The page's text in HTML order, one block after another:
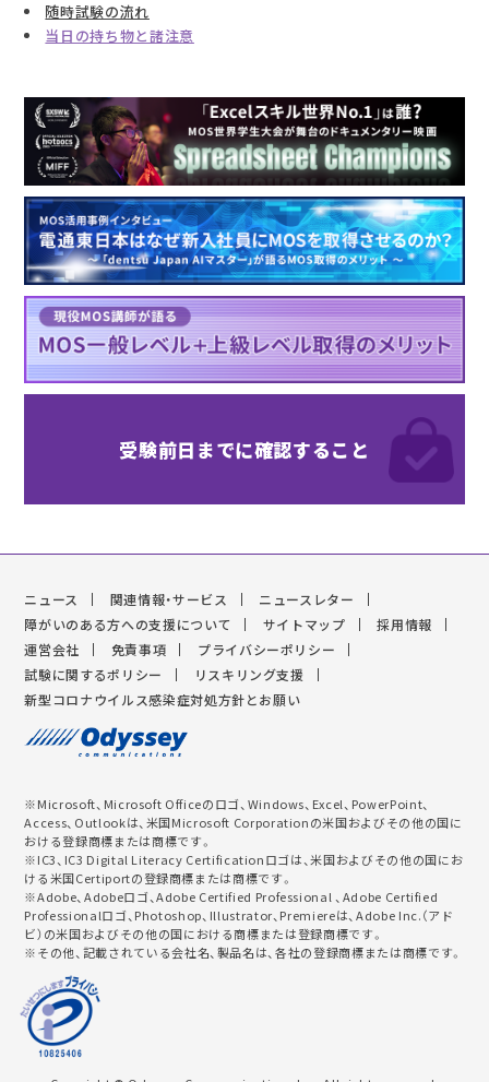
随時試験の流れ
当日の持ち物と諸注意
受験前日までに確認すること
ニュース 関連情報・サービス
ニュースレター
障がいのある方への支援について
サイトマップ
採用情報
運営会社
免責事項
プライバシーポリシー
試験に関するポリシー
リスキリング支援
新型コロナウイルス感染症対処方針とお願い
※Microsoft、Microsoft Officeのロゴ、Windows、Excel、PowerPoint、
Access、Outlookは、米国Microsoft Corporationの米国およびその他の国に
おける登録商標または商標です。
※IC3、IC3 Digital Literacy Certificationロゴは、米国およびその他の国にお
ける米国Certiportの登録商標または商標です。
※Adobe、Adobeロゴ、Adobe Certified Professional 、Adobe Certified
Professionalロゴ、Photoshop、Illustrator、Premiereは、Adobe Inc.（アド
ビ）の米国およびその他の国における商標または登録商標です。
※その他、記載されている会社名、製品名は、各社の登録商標または商標です。